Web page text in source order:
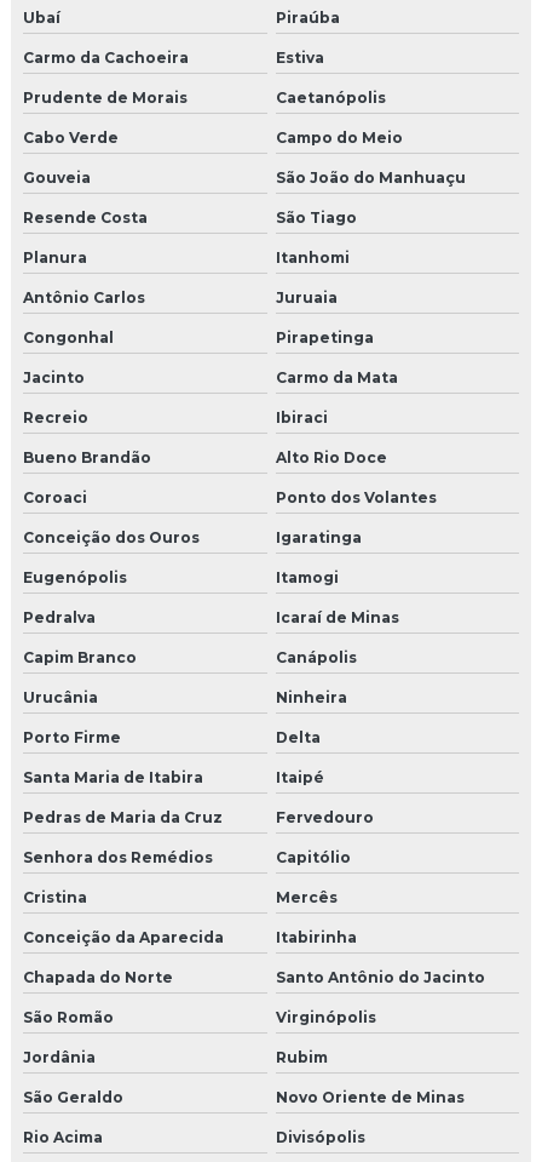
Ubaí Piraúba
Carmo da Cachoeira Estiva
Prudente de Morais Caetanópolis
Cabo Verde Campo do Meio
Gouveia São João do Manhuaçu
Resende Costa São Tiago
Planura Itanhomi
Antônio Carlos Juruaia
Congonhal Pirapetinga
Jacinto Carmo da Mata
Recreio Ibiraci
Bueno Brandão Alto Rio Doce
Coroaci Ponto dos Volantes
Conceição dos Ouros Igaratinga
Eugenópolis Itamogi
Pedralva Icaraí de Minas
Capim Branco Canápolis
Urucânia Ninheira
Porto Firme Delta
Santa Maria de Itabira Itaipé
Pedras de Maria da Cruz Fervedouro
Senhora dos Remédios Capitólio
Cristina Mercês
Conceição da Aparecida Itabirinha
Chapada do Norte Santo Antônio do Jacinto
São Romão Virginópolis
Jordânia Rubim
São Geraldo Novo Oriente de Minas
Rio Acima Divisópolis